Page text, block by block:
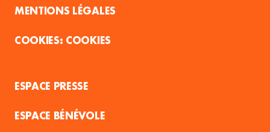
MENTIONS LÉGALES
COOKIES
ESPACE PRESSE
ESPACE BÉNÉVOLE